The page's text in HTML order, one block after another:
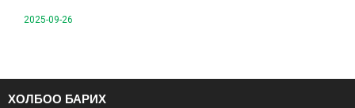
2025-09-26
ХОЛБОО БАРИХ